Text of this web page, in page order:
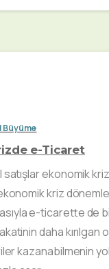
Büyüme
e-Ticaret
ekonomik
kriz
e-ticarette de
daha kırılgan
kazanabilmenin